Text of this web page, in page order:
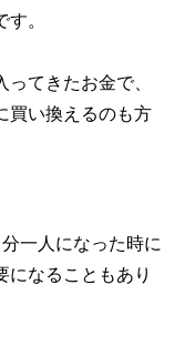
。
てきたお金で、
買い換えるのも方
一人になった時に
になることもあり